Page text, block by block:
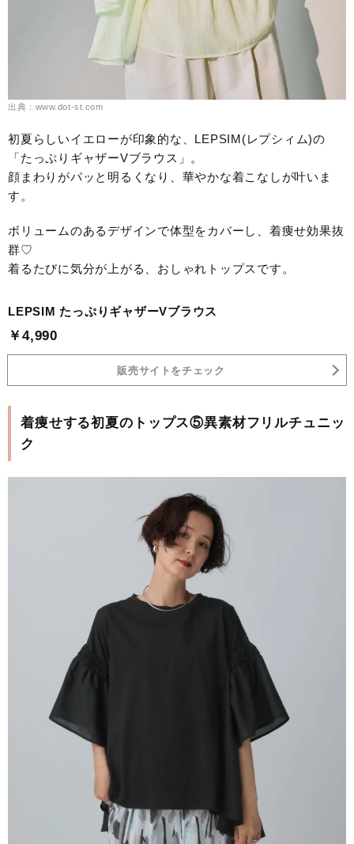
出典：www.dot-st.com
初夏らしいイエローが印象的な、LEPSIM(レプシィム)の
「たっぷりギャザーVブラウス」。
顔まわりがパッと明るくなり、華やかな着こなしが叶いま
す。
ボリュームのあるデザインで体型をカバーし、着痩せ効果抜
群♡
着るたびに気分が上がる、おしゃれトップスです。
LEPSIM たっぷりギャザーVブラウス
￥4,990
販売サイトをチェック
着痩せする初夏のトップス⑤異素材フリルチュニッ
ク